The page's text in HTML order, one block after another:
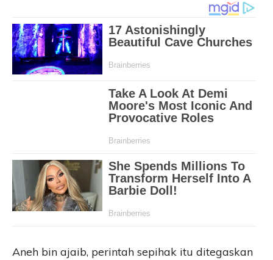
Aneh bin ajaib, perintah sepihak itu ditegaskan